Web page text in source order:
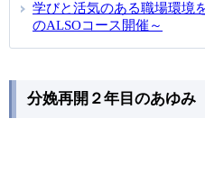
学びと活気のある職場環境
のALSOコース開催～
分娩再開２年目のあゆみ